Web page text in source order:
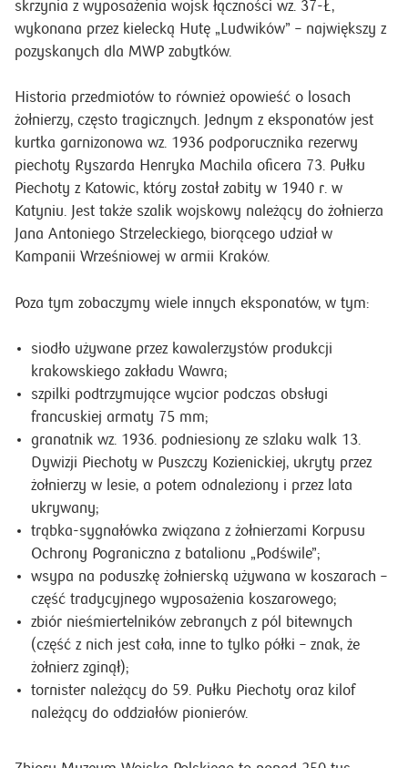
Historia przedmiotów to również opowieść o losach
żołnierzy, często tragicznych. Jednym z eksponatów jest
piechoty Ryszarda Henryka Machila oficera 73. Pułku
Piechoty z Katowic, który został zabity w 1940 r. w
Katyniu. Jest także szalik wojskowy należący do żołnierza
Jana Antoniego Strzeleckiego, biorącego udział w
Kampanii Wrześniowej w armii Kraków.
Poza tym zobaczymy wiele innych eksponatów, w tym:
krakowskiego zakładu Wawra;
francuskiej armaty 75 mm;
granatnik wz. 1936. podniesiony ze szlaku walk 13.
Dywizji Piechoty w Puszczy Kozienickiej, ukryty przez
żołnierzy w lesie, a potem odnaleziony i przez lata
ukrywany;
trąbka-sygnałówka związana z żołnierzami Korpusu
Ochrony Pograniczna z batalionu „Podświle”;
wsypa na poduszkę żołnierską używana w koszarach –
część tradycyjnego wyposażenia koszarowego;
zbiór nieśmiertelników zebranych z pól bitewnych
(część z nich jest cała, inne to tylko półki – znak, że
żołnierz zginął);
tornister należący do 59. Pułku Piechoty oraz kilof
należący do oddziałów pionierów.
Zbiory Muzeum Wojska Polskiego to ponad 250 tys.